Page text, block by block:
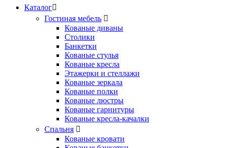
Каталог
Гостиная мебель
Кованые диваны
Столики
Банкетки
Кованые стулья
Кованые кресла
Этажерки и стеллажи
Кованые зеркала
Кованые полки
Кованые люстры
Кованые гарнитуры
Кованые кресла-качалки
Спальня
Кованые кровати